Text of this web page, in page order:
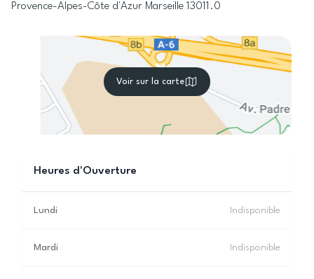
Provence-Alpes-Côte d'Azur Marseille 13011.0
Voir sur la carte
Heures d'Ouverture
Lundi Indisponible
Mardi Indisponible